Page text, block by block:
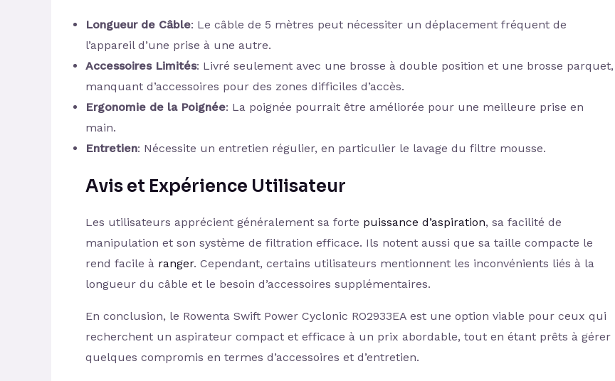
Longueur de Câble: Le câble de 5 mètres peut nécessiter un déplacement fréquent de
l’appareil d’une prise à une autre.
Accessoires Limités: Livré seulement avec une brosse à double position et une brosse parquet,
manquant d’accessoires pour des zones difficiles d’accès.
Ergonomie de la Poignée: La poignée pourrait être améliorée pour une meilleure prise en
main.
Entretien: Nécessite un entretien régulier, en particulier le lavage du filtre mousse.
Avis et Expérience Utilisateur
Les utilisateurs apprécient généralement sa forte puissance d’aspiration, sa facilité de
manipulation et son système de filtration efficace. Ils notent aussi que sa taille compacte le
rend facile à ranger. Cependant, certains utilisateurs mentionnent les inconvénients liés à la
longueur du câble et le besoin d’accessoires supplémentaires.
En conclusion, le Rowenta Swift Power Cyclonic RO2933EA est une option viable pour ceux qui
recherchent un aspirateur compact et efficace à un prix abordable, tout en étant prêts à gérer
quelques compromis en termes d’accessoires et d’entretien.